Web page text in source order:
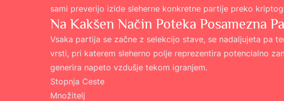
sami preverijo izide sleherne konkretne partije preko
Na Kakšen Način Poteka Posamezna
Vsaka partija se začne z selekcijo stave, se nadaljujeta pa
vrsti, pri katerem sleherno polje reprezentira potencialno
generira napeto vzdušje tekom igranjem.
Stopnja Ceste
Množitelj